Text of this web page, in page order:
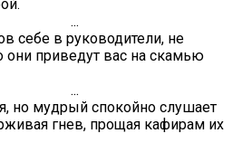
себе в руководители, не
они приведут вас на скамью
но мудрый спокойно слушает
гнев, прощая кафирам их